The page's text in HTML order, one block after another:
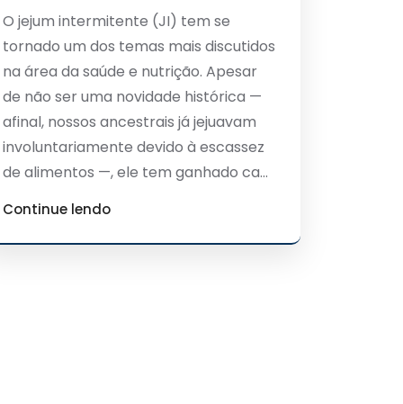
O jejum intermitente (JI) tem se
tornado um dos temas mais discutidos
na área da saúde e nutrição. Apesar
de não ser uma novidade histórica —
afinal, nossos ancestrais já jejuavam
involuntariamente devido à escassez
de alimentos —, ele tem ganhado ca...
Continue lendo